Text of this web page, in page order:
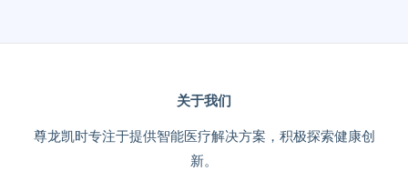
关于我们
尊龙凯时专注于提供智能医疗解决方案，积极探索健康创
新。